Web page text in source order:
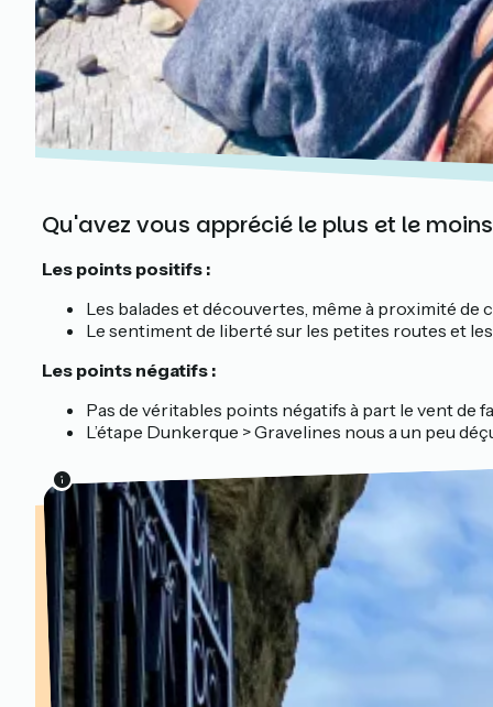
Qu'avez vous apprécié le plus et le
Les points positifs :
Les balades et découvertes, même à proximité de
Le sentiment de liberté sur les petites routes et
Les points négatifs :
Pas de véritables points négatifs à part le vent de
L’étape Dunkerque > Gravelines nous a un peu